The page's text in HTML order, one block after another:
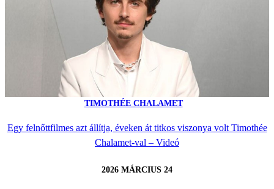
TIMOTHÉE CHALAMET
Egy felnőttfilmes azt állítja, éveken át titkos viszonya volt Timothée
Chalamet-val – Videó
2026 MÁRCIUS 24